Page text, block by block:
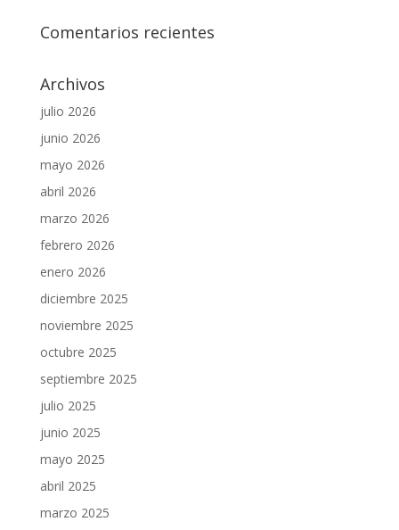
Comentarios recientes
Archivos
julio 2026
junio 2026
mayo 2026
abril 2026
marzo 2026
febrero 2026
enero 2026
diciembre 2025
noviembre 2025
octubre 2025
septiembre 2025
julio 2025
junio 2025
mayo 2025
abril 2025
marzo 2025